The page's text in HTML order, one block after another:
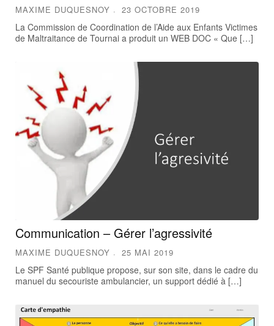
MAXIME DUQUESNOY 23 OCTOBRE 2019
La Commission de Coordination de l’Aide aux Enfants Victimes
de Maltraitance de Tournai a produit un WEB DOC « Que […]
Communication – Gérer l’agressivité
MAXIME DUQUESNOY 25 MAI 2019
Le SPF Santé publique propose, sur son site, dans le cadre du
manuel du secouriste ambulancier, un support dédié à […]